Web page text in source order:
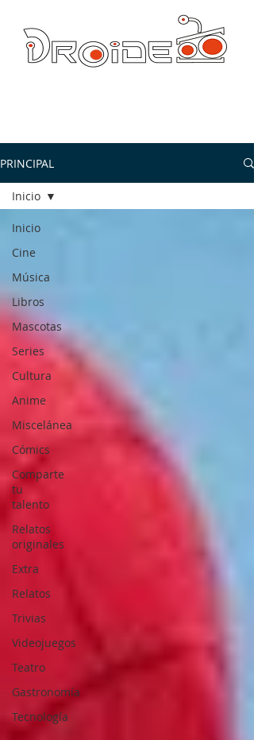
PRINCIPAL
Inicio
Cine
Música
Libros
Mascotas
Series
Cultura
Anime
Miscelánea
Cómics
Comparte
tu
talento
Relatos
originales
Extra
Relatos
Trivias
Videojuegos
Teatro
Gastronomía
Tecnología
Inicio